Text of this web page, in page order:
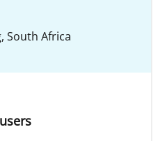
South Africa